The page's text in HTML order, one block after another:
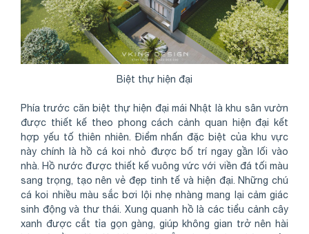
Biệt thự hiện đại
Phía trước căn biệt thự hiện đại mái Nhật là khu sân vườn
được thiết kế theo phong cách cảnh quan hiện đại kết
hợp yếu tố thiên nhiên. Điểm nhấn đặc biệt của khu vực
này chính là hồ cá koi nhỏ được bố trí ngay gần lối vào
nhà. Hồ nước được thiết kế vuông vức với viền đá tối màu
sang trọng, tạo nên vẻ đẹp tinh tế và hiện đại. Những chú
cá koi nhiều màu sắc bơi lội nhẹ nhàng mang lại cảm giác
sinh động và thư thái. Xung quanh hồ là các tiểu cảnh cây
xanh được cắt tỉa gọn gàng, giúp không gian trở nên hài